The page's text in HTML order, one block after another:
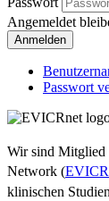
Angemeldet
Anmelden
Passwort
Wir sind Mitglied
Network (
klinischen